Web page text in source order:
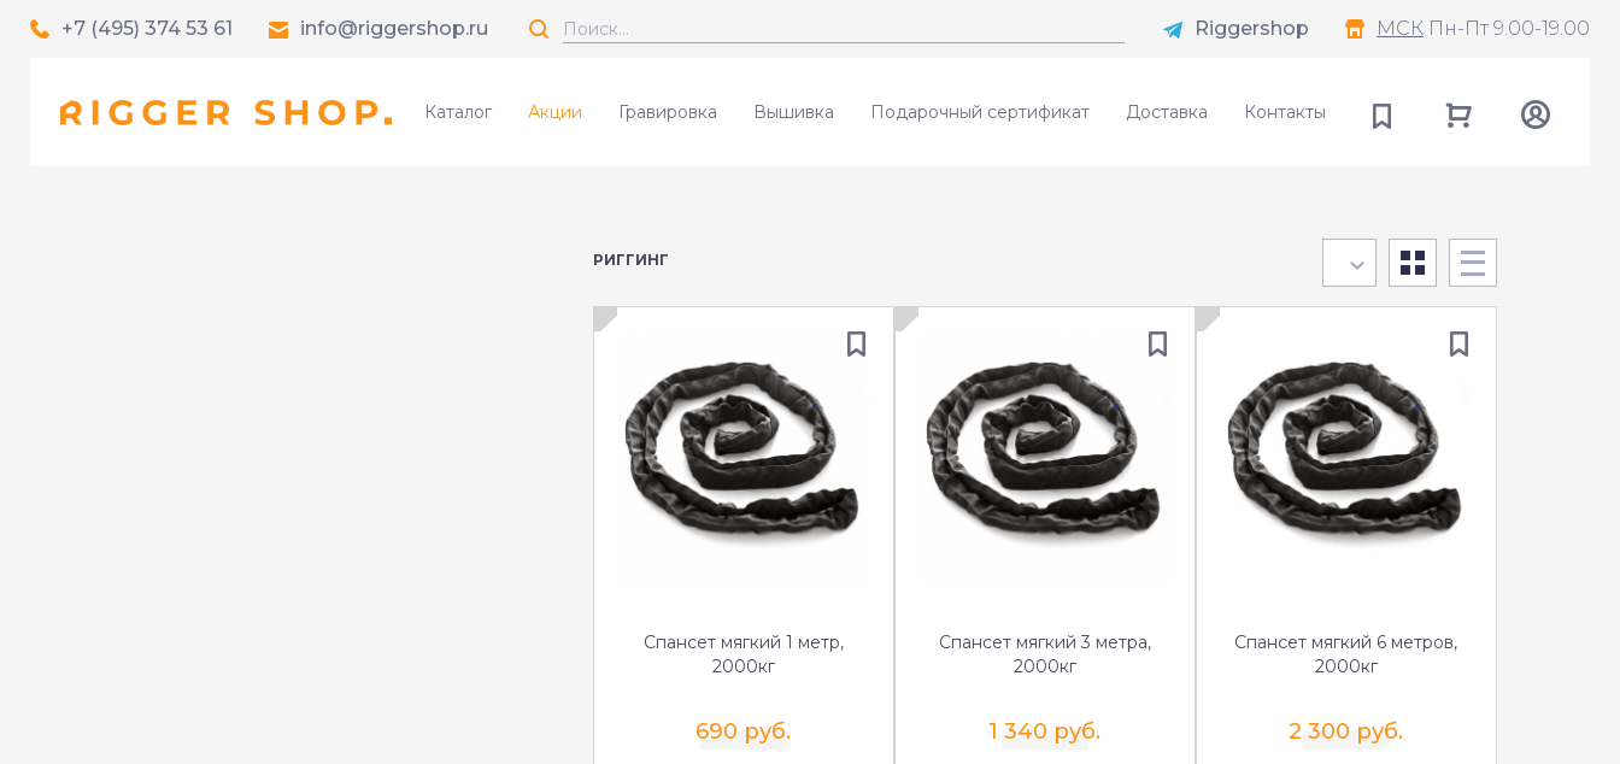
+7 (495) 374 53 61 info@riggershop.ru Riggershop МСК Пн-Пт 9.00-19.00
Каталог Акции Гравировка Вышивка Подарочный сертификат Доставка Контакты
РИГГИНГ
Спансет мягкий 1 метр,
2000кг
690 руб.
Спансет мягкий 3 метра,
2000кг
1 340 руб.
Спансет мягкий 6 метров,
2000кг
2 300 руб.